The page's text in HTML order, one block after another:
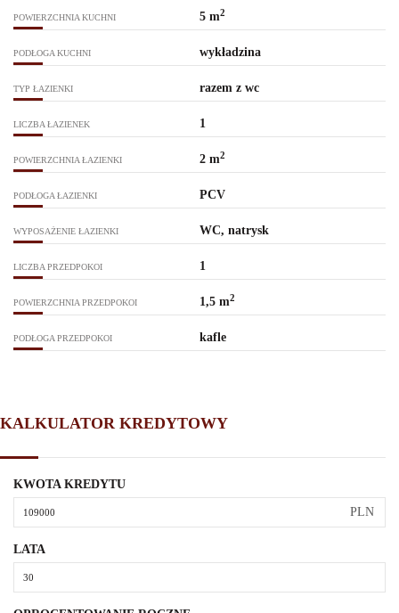
POWIERZCHNIA KUCHNI 5 m2
PODŁOGA KUCHNI wykładzina
TYP ŁAZIENKI razem z wc
LICZBA ŁAZIENEK 1
POWIERZCHNIA ŁAZIENKI 2 m2
PODŁOGA ŁAZIENKI PCV
WYPOSAŻENIE ŁAZIENKI WC, natrysk
LICZBA PRZEDPOKOI 1
POWIERZCHNIA PRZEDPOKOI 1,5 m2
PODŁOGA PRZEDPOKOI kafle
KALKULATOR KREDYTOWY
KWOTA KREDYTU
PLN
LATA